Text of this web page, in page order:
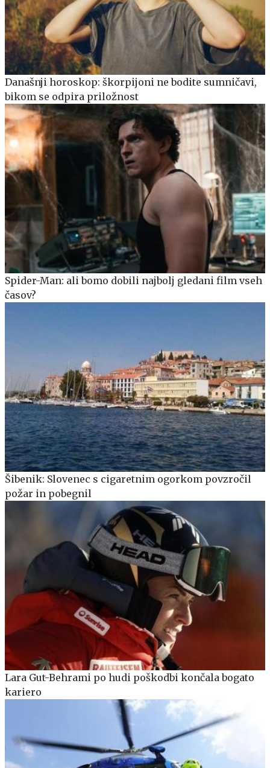
Današnji horoskop: škorpijoni ne bodite sumničavi,
bikom se odpira priložnost
Spider-Man: ali bomo dobili najbolj gledani film vseh
časov?
Šibenik: Slovenec s cigaretnim ogorkom povzročil
požar in pobegnil
Lara Gut-Behrami po hudi poškodbi končala bogato
kariero